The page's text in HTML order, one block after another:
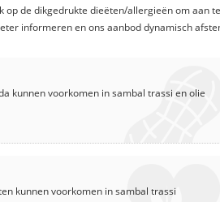
op de dikgedrukte dieëten/allergieën om aan
informeren en ons aanbod dynamisch
kunnen voorkomen insambal trassi enolie
kunnen voorkomen insambal trassi